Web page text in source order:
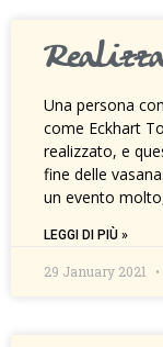
Una persona
come Eckhart
realizzato, e
fine delle
un evento
LEGGI DI PIÙ »
29 January 2021